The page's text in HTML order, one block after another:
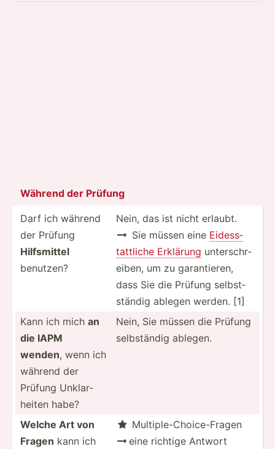
Während der Prüfung
Darf ich während
der Prüfung
Hilfsm­ittel
benutzen?
Nein, das ist nicht erlaubt.
 Sie müssen eine Eidess­
tat­tliche Erklärung unters­chr­
eiben, um zu garant­ieren,
dass Sie die Prüfung selbst­
ständig ablegen werden. [1]
Kann ich mich an
die IAPM
wenden, wenn ich
während der
Prüfung Unklar­
heiten habe?
Nein, Sie müssen die Prüfung
selbst­ändig ablegen.
Welche Art von
Fragen kann ich
 Multip­le-­Cho­ice­-Fragen
eine richtige Antwort